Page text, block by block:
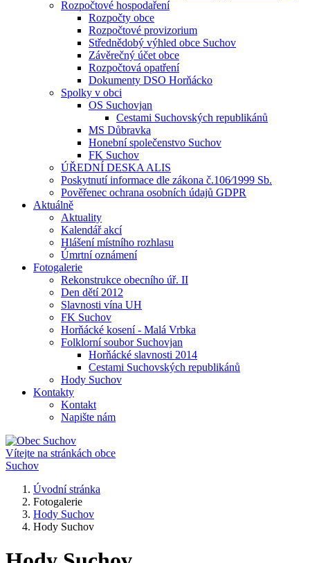
Rozpočtové hospodaření
Rozpočty obce
Rozpočtové provizorium
Střednědobý výhled obce Suchov
Závěrečný účet obce
Rozpočtová opatření
Dokumenty DSO Horňácko
Spolky v obci
OS Suchovjan
Cestami Suchovských republikánů
MS Důbravka
Honební společenstvo Suchov
FK Suchov
ÚŘEDNÍ DESKA ALIS
Poskytnutí informace dle zákona č.106⁄1999 Sb.
Pověřenec ochrana osobních údajů GDPR
Aktuálně
Aktuality
Kalendář akcí
Hlášení místního rozhlasu
Úmrtní oznámení
Fotogalerie
Rekonstrukce obecního úř. II
Den dětí 2012
Slavnosti vína UH
FK Suchov
Horňácké kosení - Malá Vrbka
Folklorní soubor Suchovjan
Horňácké slavnosti 2014
Cestami Suchovských republikánů
Hody Suchov
Kontakty
Kontakt
Napište nám
Vítejte na stránkách obce
Suchov
Úvodní stránka
Fotogalerie
Hody Suchov
Hody Suchov